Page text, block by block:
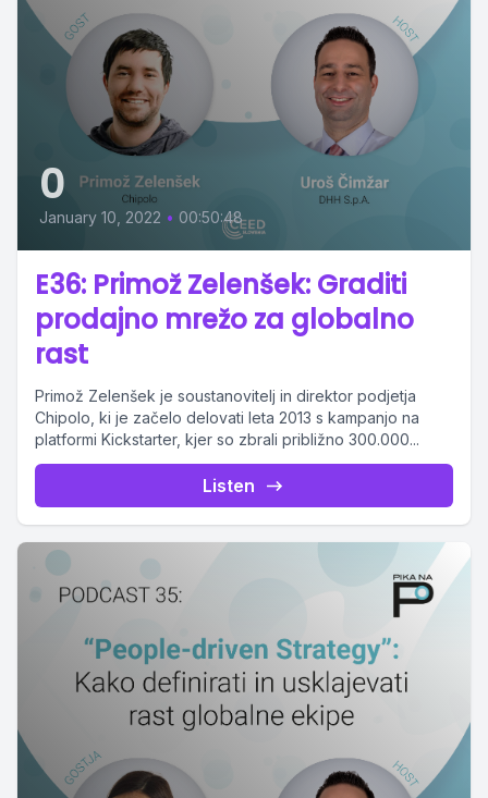
0
January 10, 2022 • 00:50:48
E36: Primož Zelenšek: Graditi
prodajno mrežo za globalno
rast
Primož Zelenšek je soustanovitelj in direktor podjetja
Chipolo, ki je začelo delovati leta 2013 s kampanjo na
platformi Kickstarter, kjer so zbrali približno 300.000...
Listen